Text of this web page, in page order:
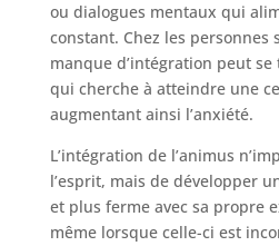
ou dialogues mentaux qui
constant. Chez les personnes
manque d’intégration peut
qui cherche à atteindre une
augmentant ainsi l’anxiété.
L’intégration de l’animus
l’esprit, mais de développer
et plus ferme avec sa propre
même lorsque celle-ci est